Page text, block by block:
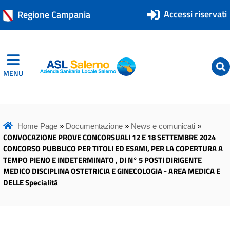
Regione Campania Accessi riservati
MENU ASL Salerno
ASL Salerno
Home Page» Documentazione» News e comunicati»
CONVOCAZIONE PROVE CONCORSUALI 12 E 18 SETTEMBRE 2024
CONCORSO PUBBLICO PER TITOLI ED ESAMI, PER LA COPERTURA A
TEMPO PIENO E INDETERMINATO , DI N° 5 POSTI DIRIGENTE
MEDICO DISCIPLINA OSTETRICIA E GINECOLOGIA - AREA MEDICA E
DELLE Specialità